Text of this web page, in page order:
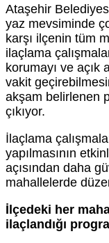
Ataşehir
yaz mevsiminde
karşı ilçenin tüm
ilaçlama
korumayı ve açık
vakit
akşam belirlenen
çıkıyor.
İlaçlama
yapılmasının
açısından daha
mahallelerde
İlçedeki her
ilaçlandığı